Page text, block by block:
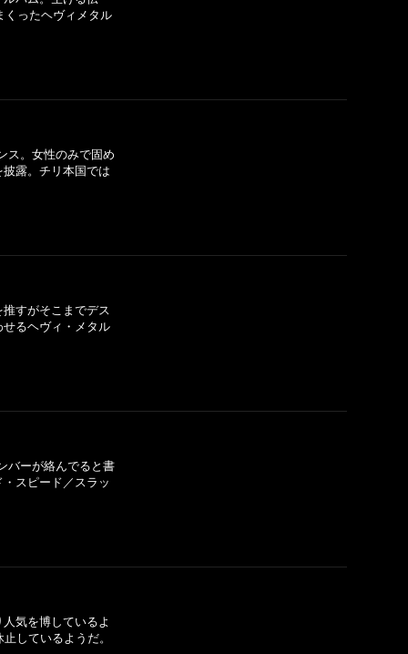
くったヘヴィメタル
ス。女性のみで固め
露。チリ本国では
すがそこまでデス
るヘヴィ・メタル
バーが絡んでると書
スピード／スラッ
気を博しているよ
しているようだ。